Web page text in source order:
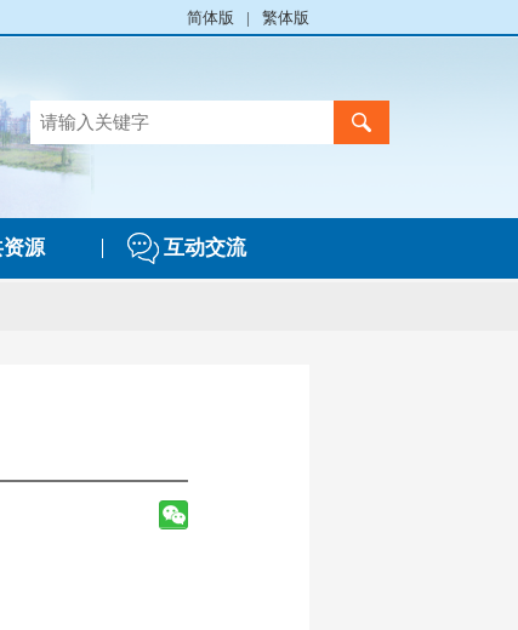
简体版 | 繁体版
源 互动交流